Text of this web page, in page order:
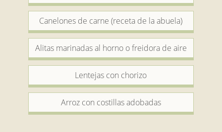
Canelones de carne (receta de la abuela)
Alitas marinadas al horno o freidora de aire
Lentejas con chorizo
Arroz con costillas adobadas